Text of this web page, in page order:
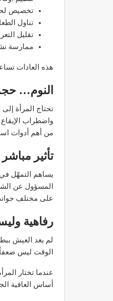
تخصيص
تناول
تقليل
ممارسة
هذه العادات
النوم…
تحتاج المرأة
واضطراب
من أهم أدوات
تأثير
يساهم التمهّل
المسؤول عن
على مختلف
رفاهية
لم يعد العيش
الوقت ليس ضعفاً
عندما تختار
أساس العافية